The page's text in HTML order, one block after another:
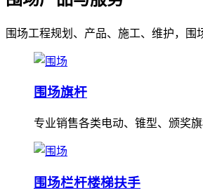
围场工程规划、产品、施工、维护，围
围场旗杆
专业销售各类电动、锥型、颁奖
围场栏杆楼梯扶手